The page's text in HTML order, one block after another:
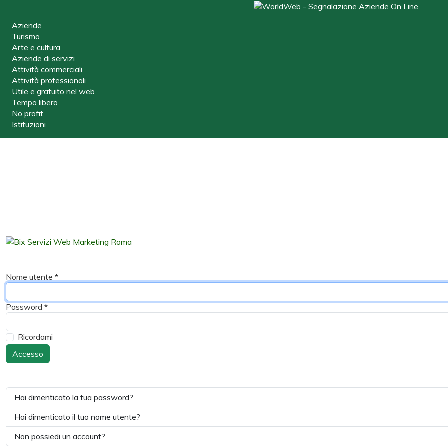
Aziende
Turismo
Arte e cultura
Aziende di servizi
Attività commerciali
Attività professionali
Utile e gratuito nel web
Tempo libero
No profit
Istituzioni
Nome utente *
Password*
Ricordami
Accesso
Hai dimenticato la tua password?
Hai dimenticato il tuo nome utente?
Non possiedi un account?